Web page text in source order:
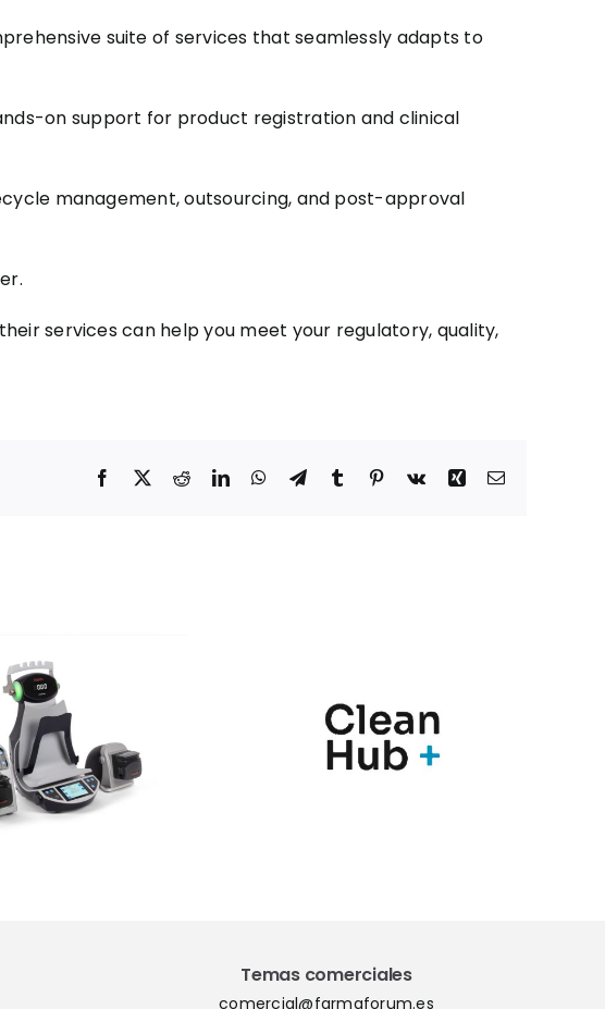
suite of services that seamlessly adapts to
on support for product registration and clinical
management, outsourcing, and post-approval
services can help you meet your regulatory, quality,
Facebook
X RedditLinkedInWhatsApp
TelegramTumblr Pinterest
Vk Xing Correo
CleanHub+
exponen una
estrategia de
barreras
para el
control de
Farmaforum las
novedades de sus
soluciones
Temas comerciales
comercial@farmaforum.es